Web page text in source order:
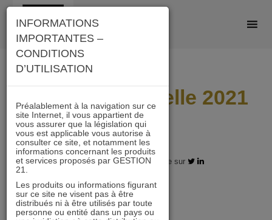
Skip
content
Réunion annuelle 2021
play
11.02.2021 - Partagez l'article sur
INFORMATIONS
IMPORTANTES –
CONDITIONS
D’UTILISATION
Préalablement à la navigation sur ce
site Internet, il vous appartient de
vous assurer que la législation qui
vous est applicable vous autorise à
consulter ce site, et notamment les
informations concernant les produits
et services proposés par GESTION
21.
Les produits ou informations figurant
sur ce site ne visent pas à être
distribués ni à être utilisés par toute
personne ou entité dans un pays ou